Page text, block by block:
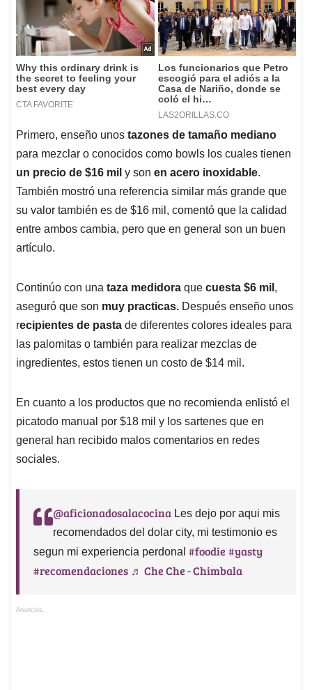
Primero, enseño unos tazones de tamaño mediano
para mezclar o conocidos como bowls los cuales tienen
un precio de $16 mil y son en acero inoxidable.
También mostró una referencia similar más grande que
su valor también es de $16 mil, comentó que la calidad
entre ambos cambia, pero que en general son un buen
artículo.
Continúo con una taza medidora que cuesta $6 mil ,
aseguró que son muy practicas. Después enseño unos
recipientes de pasta de diferentes colores ideales para
las palomitas o también para realizar mezclas de
ingredientes, estos tienen un costo de $14 mil.
En cuanto a los productos que no recomienda enlistó el
picatodo manual por $18 mil y los sartenes que en
general han recibido malos comentarios en redes
sociales.
@aficionadosalacocina Les dejo por aqui mis
recomendados del dolar city, mi testimonio es
segun mi experiencia perdonal #foodie #yasty
#recomendaciones ♬ Che Che - Chimbala
Anuncios.